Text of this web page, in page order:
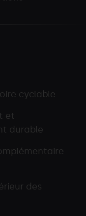
cyclable
et
durable
des